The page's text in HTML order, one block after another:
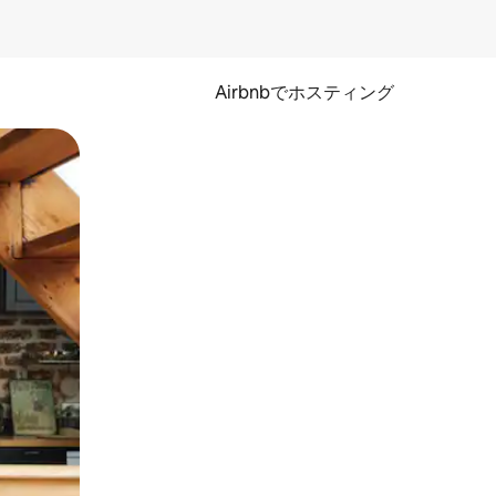
Airbnbでホスティング
できます。